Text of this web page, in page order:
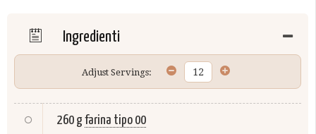
Ingredienti
Adjust Servings:
260 gfarina tipo 00